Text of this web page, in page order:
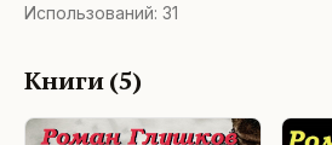
Использований: 31
Книги (5)